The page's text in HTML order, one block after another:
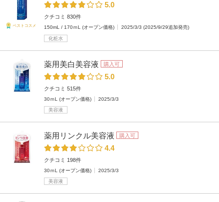
ベストコスメ
5.0
クチコミ 830件
150mL / 170ｍL (オープン価格) 2025/3/3 (2025/9/29追加発売)
化粧水
薬用美白美容液 購入可
5.0
クチコミ 515件
30ｍL (オープン価格)
2025/3/3
美容液
薬用リンクル美容液 購入可
4.4
クチコミ 198件
30ｍL (オープン価格)
2025/3/3
美容液